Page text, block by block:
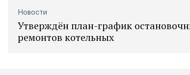
Новости
Утверждён план-график
ремонтов котельных